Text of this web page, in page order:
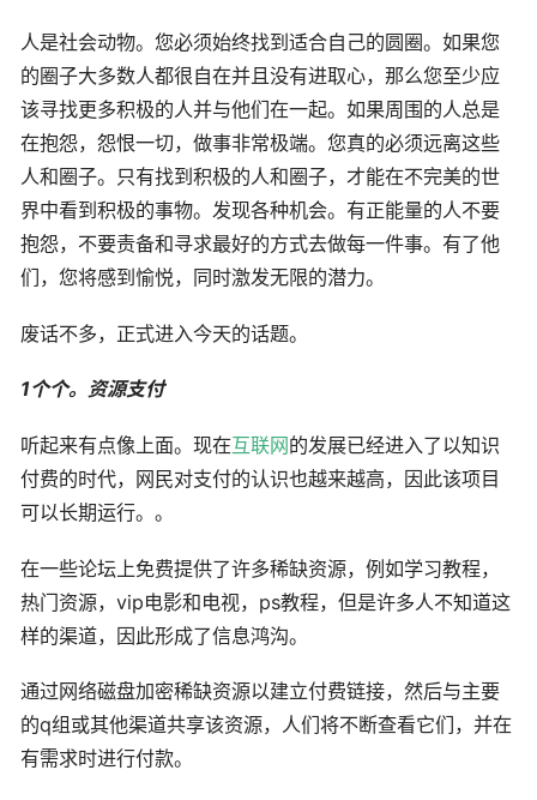
人是社会动物。您必须始终找到适合自己的圆圈。如果您
的圈子大多数人都很自在并且没有进取心，那么您至少应
该寻找更多积极的人并与他们在一起。如果周围的人总是
在抱怨，怨恨一切，做事非常极端。您真的必须远离这些
人和圈子。只有找到积极的人和圈子，才能在不完美的世
界中看到积极的事物。发现各种机会。有正能量的人不要
抱怨，不要责备和寻求最好的方式去做每一件事。有了他
们，您将感到愉悦，同时激发无限的潜力。
废话不多，正式进入今天的话题。
1个个。资源支付
听起来有点像上面。现在互联网的发展已经进入了以知识
付费的时代，网民对支付的认识也越来越高，因此该项目
可以长期运行。。
在一些论坛上免费提供了许多稀缺资源，例如学习教程，
热门资源，vip电影和电视，ps教程，但是许多人不知道这
样的渠道，因此形成了信息鸿沟。
通过网络磁盘加密稀缺资源以建立付费链接，然后与主要
的q组或其他渠道共享该资源，人们将不断查看它们，并在
有需求时进行付款。